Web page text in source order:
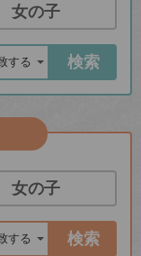
女の子
検索
女の子
検索